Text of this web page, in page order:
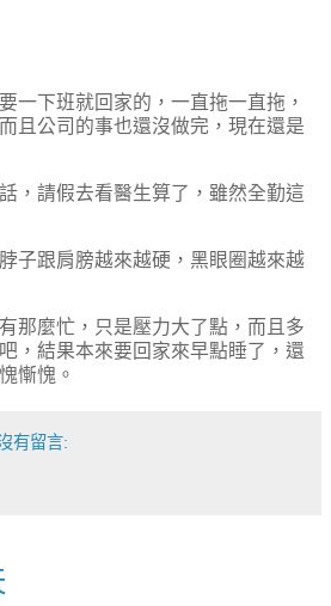
一下班就回家的，一直拖一直拖，
且公司的事也還沒做完，現在還是
，請假去看醫生算了，雖然全勤這
子跟肩膀越來越硬，黑眼圈越來越
那麼忙，只是壓力大了點，而且多
，結果本來要回家來早點睡了，還
慚愧。
有留言: